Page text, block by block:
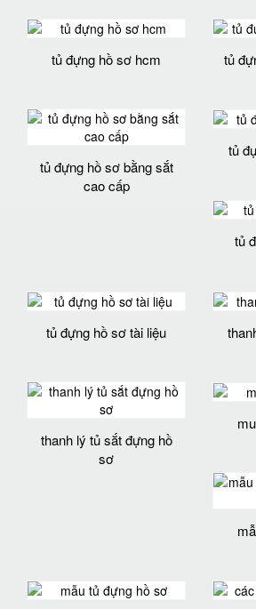
tủ đựng hồ sơ hcm tủ
tủ đựng hồ sơ bằng sắt
cao cấp
tủ
tủ
tủ đựng hồ sơ tài liệu
thanh lý tủ sắt đựng hồ
sơ